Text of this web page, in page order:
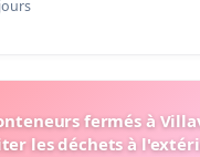
fermés à
les déchets à